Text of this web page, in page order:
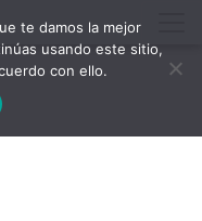
te damos la mejor
usando este sitio,
con ello.